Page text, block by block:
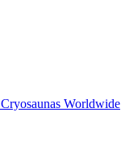
Cryosaunas Worldwide